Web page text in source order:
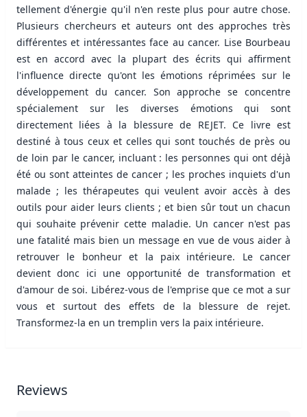
tellement d'énergie qu'il n'en reste plus pour autre chose.
Plusieurs chercheurs et auteurs ont des approches très
différentes et intéressantes face au cancer. Lise Bourbeau
est en accord avec la plupart des écrits qui affirment
l'influence directe qu'ont les émotions réprimées sur le
développement du cancer. Son approche se concentre
spécialement sur les diverses émotions qui sont
directement liées à la blessure de REJET. Ce livre est
destiné à tous ceux et celles qui sont touchés de près ou
de loin par le cancer, incluant : les personnes qui ont déjà
été ou sont atteintes de cancer ; les proches inquiets d'un
malade ; les thérapeutes qui veulent avoir accès à des
outils pour aider leurs clients ; et bien sûr tout un chacun
qui souhaite prévenir cette maladie. Un cancer n'est pas
une fatalité mais bien un message en vue de vous aider à
retrouver le bonheur et la paix intérieure. Le cancer
devient donc ici une opportunité de transformation et
d'amour de soi. Libérez-vous de l'emprise que ce mot a sur
vous et surtout des effets de la blessure de rejet.
Transformez-la en un tremplin vers la paix intérieure.
Reviews